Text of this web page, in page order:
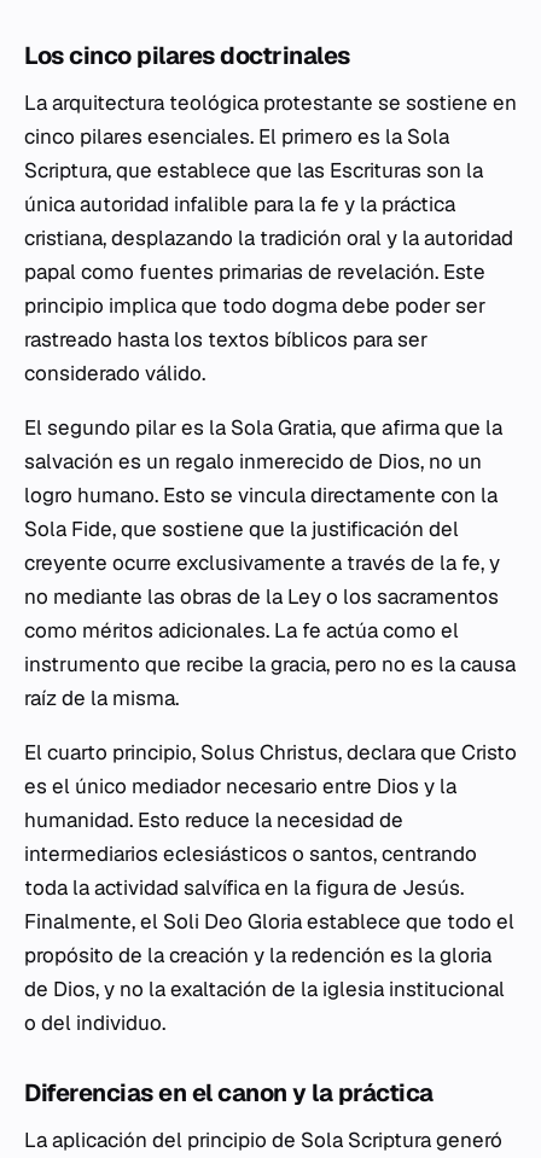
Los cinco pilares doctrinales
La arquitectura teológica protestante se sostiene en
cinco pilares esenciales. El primero es la Sola
Scriptura, que establece que las Escrituras son la
única autoridad infalible para la fe y la práctica
cristiana, desplazando la tradición oral y la autoridad
papal como fuentes primarias de revelación. Este
principio implica que todo dogma debe poder ser
rastreado hasta los textos bíblicos para ser
considerado válido.
El segundo pilar es la Sola Gratia, que afirma que la
salvación es un regalo inmerecido de Dios, no un
logro humano. Esto se vincula directamente con la
Sola Fide, que sostiene que la justificación del
creyente ocurre exclusivamente a través de la fe, y
no mediante las obras de la Ley o los sacramentos
como méritos adicionales. La fe actúa como el
instrumento que recibe la gracia, pero no es la causa
raíz de la misma.
El cuarto principio, Solus Christus, declara que Cristo
es el único mediador necesario entre Dios y la
humanidad. Esto reduce la necesidad de
intermediarios eclesiásticos o santos, centrando
toda la actividad salvífica en la figura de Jesús.
Finalmente, el Soli Deo Gloriaestablece que todo el
propósito de la creación y la redención es la gloria
de Dios, y no la exaltación de la iglesia institucional
o del individuo.
Diferencias en el canon y la práctica
La aplicación del principio de Sola Scripturageneró